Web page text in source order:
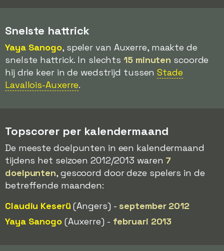
Snelste hattrick
Yaya Sanogo, speler van Auxerre, maakte de
snelste hattrick. In slechts15 minuten scoorde
hij drie keer in de wedstrijd tussenStade
Lavallois-Auxerre.
Topscorer per kalendermaand
De meeste doelpunten in een kalendermaand
tijdens het seizoen 2012/2013 waren 7
doelpunten, gescoord door deze spelers in de
betreffende maanden:
Claudiu Keserü (Angers) -september 2012
Yaya Sanogo(Auxerre) - februari 2013